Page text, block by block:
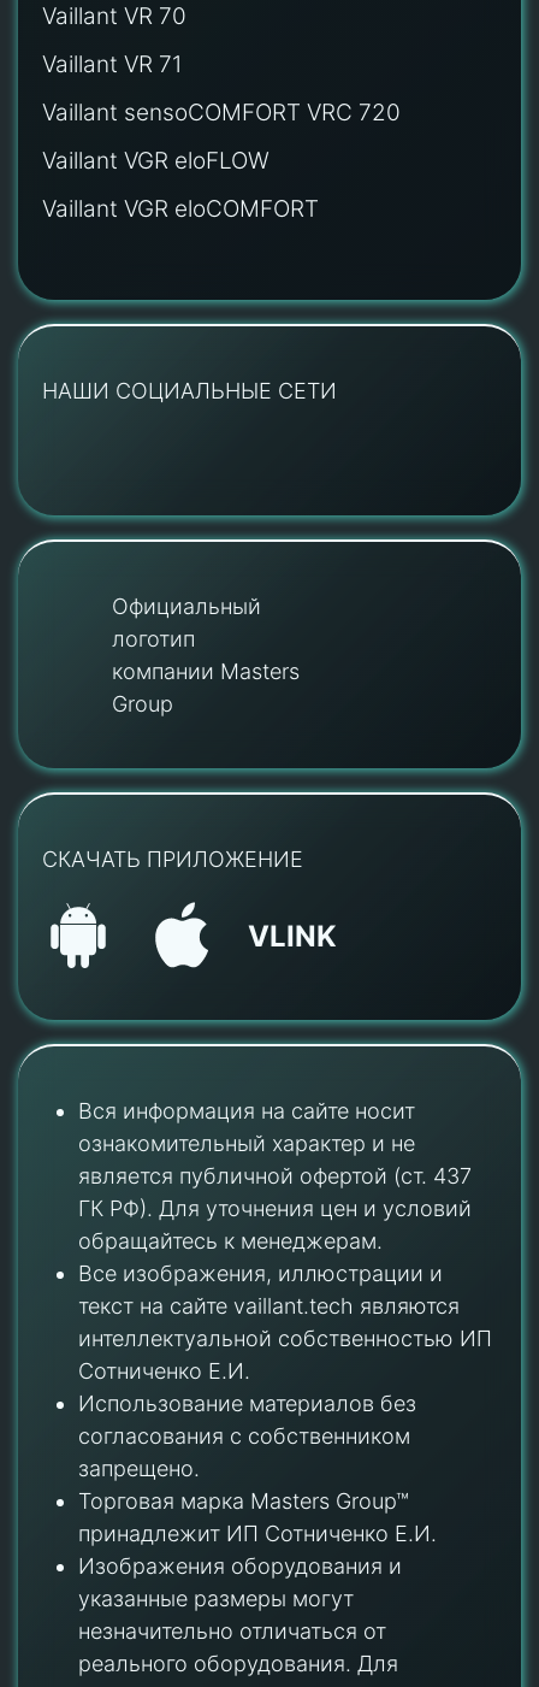
Vaillant VR 70
Vaillant VR 71
Vaillant sensoCOMFORT VRC 720
Vaillant VGR eloFLOW
Vaillant VGR eloCOMFORT
НАШИ СОЦИАЛЬНЫЕ СЕТИ
Официальный
логотип
компании Masters
Group
СКАЧАТЬ ПРИЛОЖЕНИЕ
VLINK
Вся информация на сайте носит
ознакомительный характер и не
является публичной офертой (ст. 437
ГК РФ). Для уточнения цен и условий
обращайтесь к менеджерам.
Все изображения, иллюстрации и
текст на сайте vaillant.tech являются
интеллектуальной собственностью ИП
Сотниченко Е.И.
Использование материалов без
согласования с собственником
запрещено.
Торговая марка Masters Group™
принадлежит ИП Сотниченко Е.И.
Изображения оборудования и
указанные размеры могут
незначительно отличаться от
реального оборудования. Для